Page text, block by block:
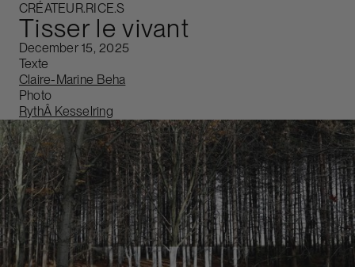
CRÉATEUR.RICE.S
Tisser le vivant
December 15, 2025
Texte
Claire-Marine Beha
Photo
RythÂ Kesselring